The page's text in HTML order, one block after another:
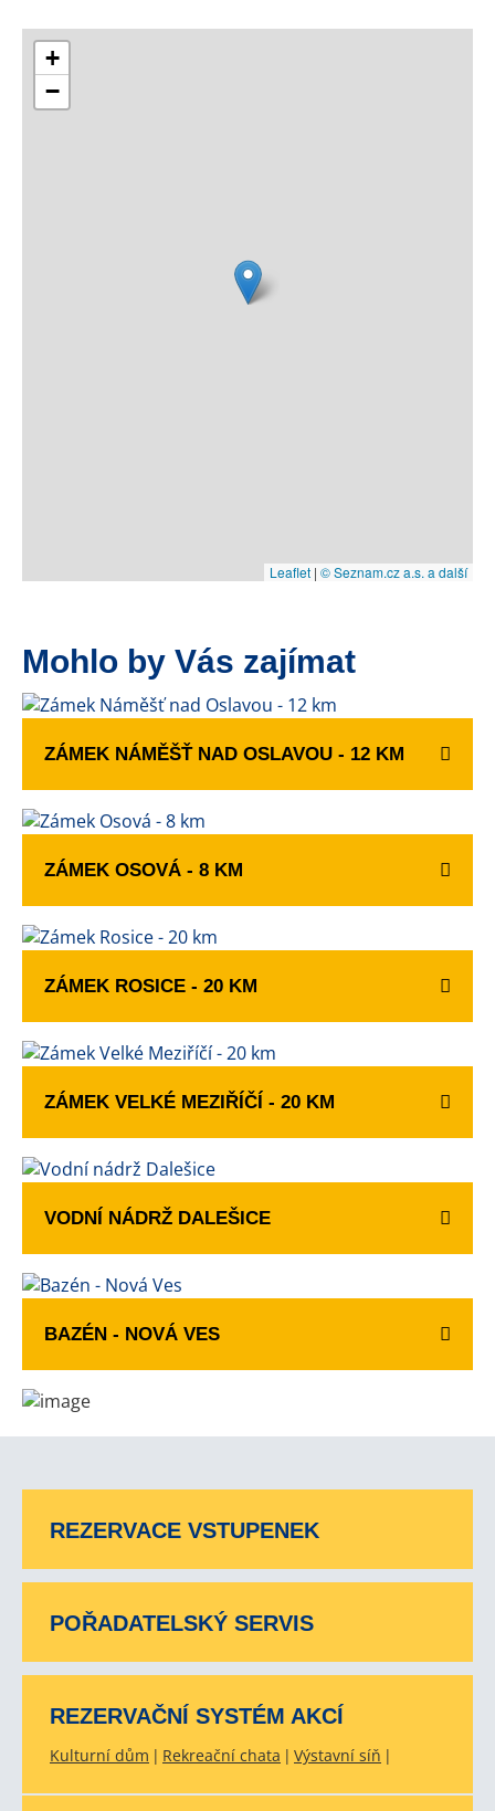
+
−
Leaflet | © Seznam.cz a.s. a další
Mohlo by Vás zajímat
ZÁMEK NÁMĚŠŤ NAD OSLAVOU - 12 KM
ZÁMEK OSOVÁ - 8 KM
ZÁMEK ROSICE - 20 KM
ZÁMEK VELKÉ MEZIŘÍČÍ - 20 KM
VODNÍ NÁDRŽ DALEŠICE
BAZÉN - NOVÁ VES
REZERVACE VSTUPENEK
POŘADATELSKÝ SERVIS
REZERVAČNÍ SYSTÉM AKCÍ
Kulturní dům Rekreační chata Výstavní síň